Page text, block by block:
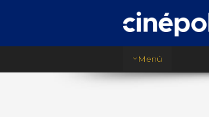
Menú